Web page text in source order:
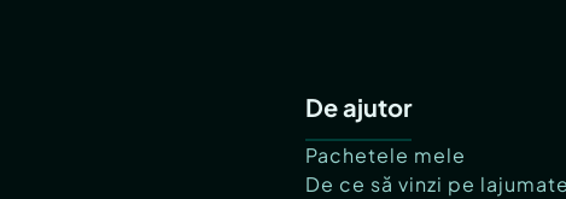
De ajutor
Pachetele mele
De ce să vinzi pe